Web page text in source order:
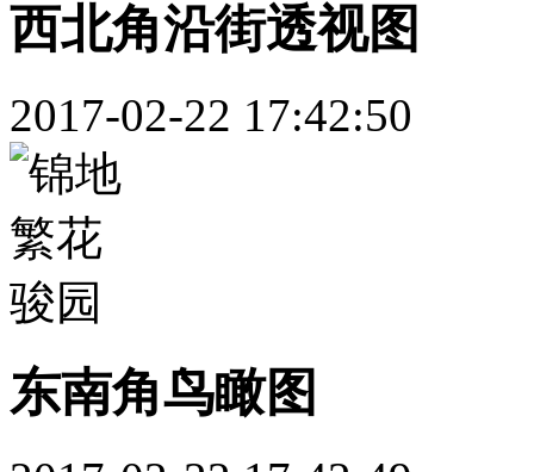
西北角沿街透视图
2017-02-22 17:42:50
东南角鸟瞰图